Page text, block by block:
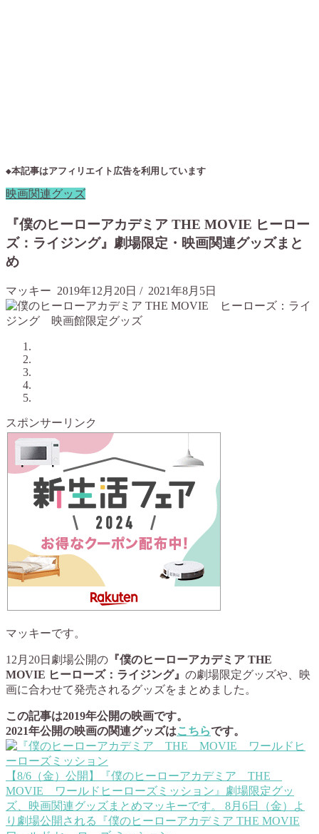
◆本記事はアフィリエイト広告を利用しています
映画関連グッズ
『僕のヒーローアカデミア THE MOVIE ヒーロー
ズ：ライジング』劇場限定・映画関連グッズまと
め
マッキー 2019年12月20日 / 2021年8月5日
スポンサーリンク
マッキーです。
12月20日劇場公開の 『僕のヒーローアカデミア THE
MOVIE ヒーローズ：ライジング』 の劇場限定グッズや、映
画に合わせて発売されるグッズをまとめました。
この記事は2019年公開の映画です。
2021年公開の映画の関連グッズはこちらです。
【8/6（金）公開】『僕のヒーローアカデミア THE
MOVIE ワールドヒーローズミッション』劇場限定グッ
ズ、映画関連グッズまとめマッキーです。 8月6日（金）よ
り劇場公開される『僕のヒーローアカデミア THE MOVIE